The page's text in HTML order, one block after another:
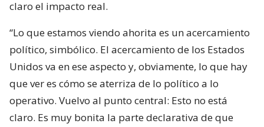
claro el impacto real.
“Lo que estamos viendo ahorita es un acercamiento
político, simbólico. El acercamiento de los Estados
Unidos va en ese aspecto y, obviamente, lo que hay
que ver es cómo se aterriza de lo político a lo
operativo. Vuelvo al punto central: Esto no está
claro. Es muy bonita la parte declarativa de que